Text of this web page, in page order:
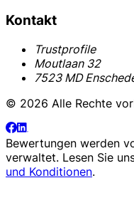
Kontakt
Trustprofile
Moutlaan 32
7523 MD
© 2026 Alle Rechte
Bewertungen werden
verwaltet. Lesen Sie
und Konditionen.